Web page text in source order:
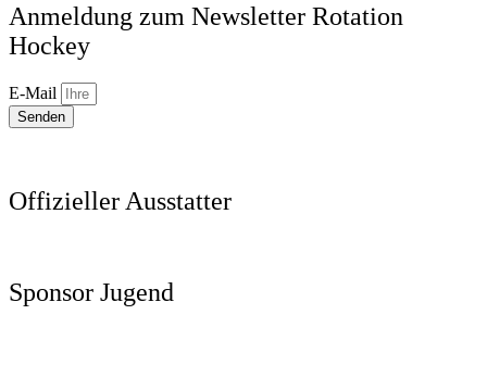
Anmeldung zum Newsletter Rotation
Hockey
E-Mail
Senden
Offizieller Ausstatter
Sponsor Jugend